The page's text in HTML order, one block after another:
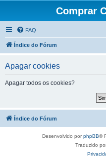
Comprar
FAQ
Índice do Fórum
Apagar cookies
Apagar todos os cookies?
Índice do Fórum
Desenvolvido porphpBB®
Traduzido